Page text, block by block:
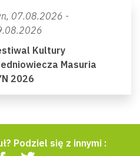
07.08.2026 -
Kultury
Masuria
2026
Podziel się z innymi :